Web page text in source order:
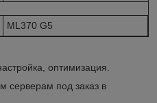
ML370 G5
оптимизация.
под заказ в